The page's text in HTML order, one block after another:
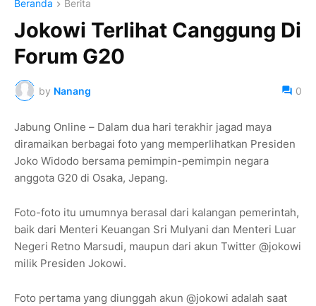
Beranda Berita
Jokowi Terlihat Canggung Di
Forum G20
by Nanang 0
Jabung Online – Dalam dua hari terakhir jagad maya
diramaikan berbagai foto yang memperlihatkan Presiden
Joko Widodo bersama pemimpin-pemimpin negara
anggota G20 di Osaka, Jepang.
Foto-foto itu umumnya berasal dari kalangan pemerintah,
baik dari Menteri Keuangan Sri Mulyani dan Menteri Luar
Negeri Retno Marsudi, maupun dari akun Twitter @jokowi
milik Presiden Jokowi.
Foto pertama yang diunggah akun @jokowi adalah saat